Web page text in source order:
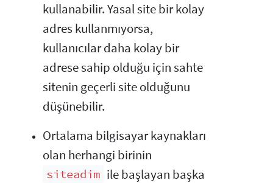
kullanabilir. Yasal site bir kolay
adres kullanmıyorsa,
kullanıcılar daha kolay bir
adrese sahip olduğu için sahte
sitenin geçerli site olduğunu
düşünebilir.
Ortalama bilgisayar kaynakları
olan herhangi birinin
siteadim ile başlayan başka